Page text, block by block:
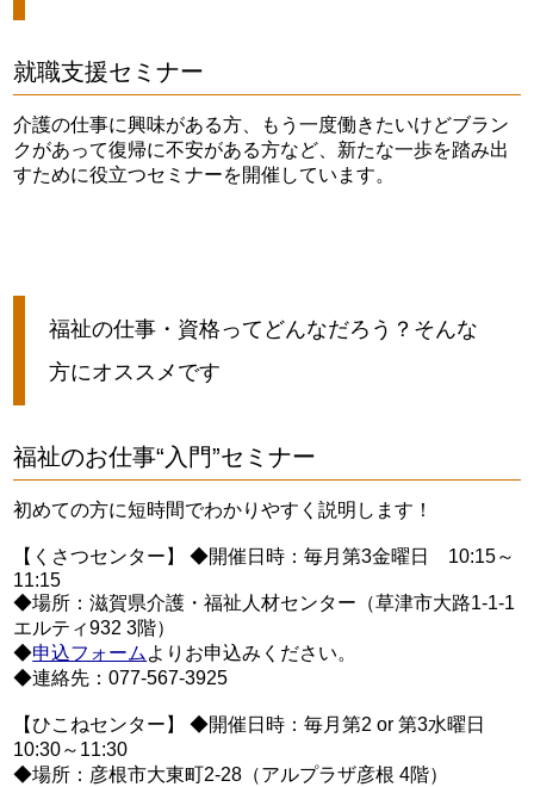
就職支援セミナー
介護の仕事に興味がある方、もう一度働きたいけどブラン
クがあって復帰に不安がある方など、新たな一歩を踏み出
すために役立つセミナーを開催しています。
福祉の仕事・資格ってどんなだろう？そんな
方にオススメです
福祉のお仕事“入門”セミナー
初めての方に短時間でわかりやすく説明します！
【くさつセンター】 ◆開催日時：毎月第3金曜日 10:15～
11:15
◆場所：滋賀県介護・福祉人材センター（草津市大路1-1-1
エルティ932 3階）
◆申込フォーム よりお申込みください。
◆連絡先：077-567-3925
【ひこねセンター】 ◆開催日時：毎月第2 or 第3水曜日
10:30～11:30
◆場所：彦根市大東町2-28（アルプラザ彦根 4階）